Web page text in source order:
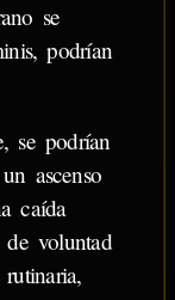
se
podrían
se podrían
ascenso
caída
de voluntad